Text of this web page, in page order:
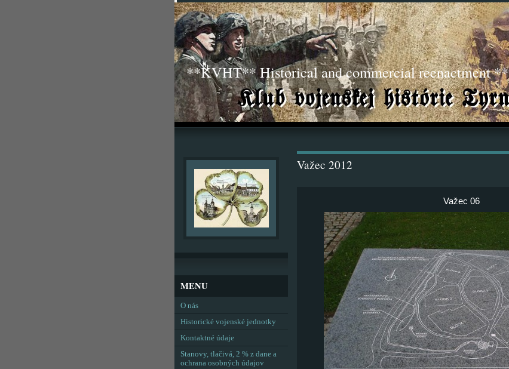
**KVHT** Historical and commercial reenactment **
Važec 2012
Važec 06
MENU
O nás
Historické vojenské jednotky
Kontaktné údaje
Stanovy, tlačivá, 2 % z dane a
ochrana osobných údajov